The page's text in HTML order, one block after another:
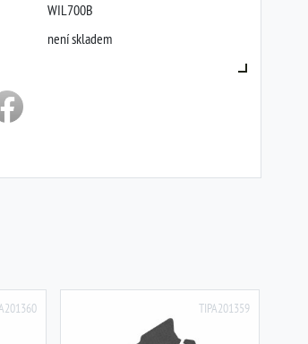
WIL700B
není skladem
TIPA201359